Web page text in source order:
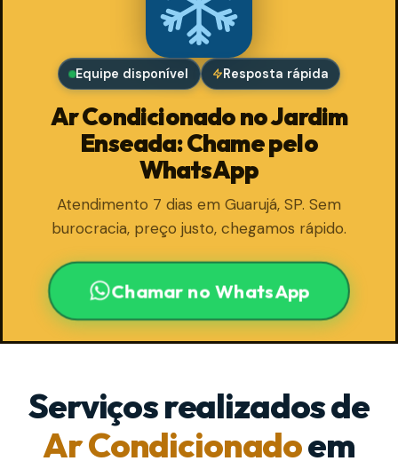
Equipe disponível Resposta rápida
Ar Condicionado no Jardim
Enseada: Chame pelo
WhatsApp
Atendimento 7 dias em Guarujá, SP. Sem
burocracia, preço justo, chegamos rápido.
Chamar no WhatsApp
Serviços realizados de
Ar Condicionadoem